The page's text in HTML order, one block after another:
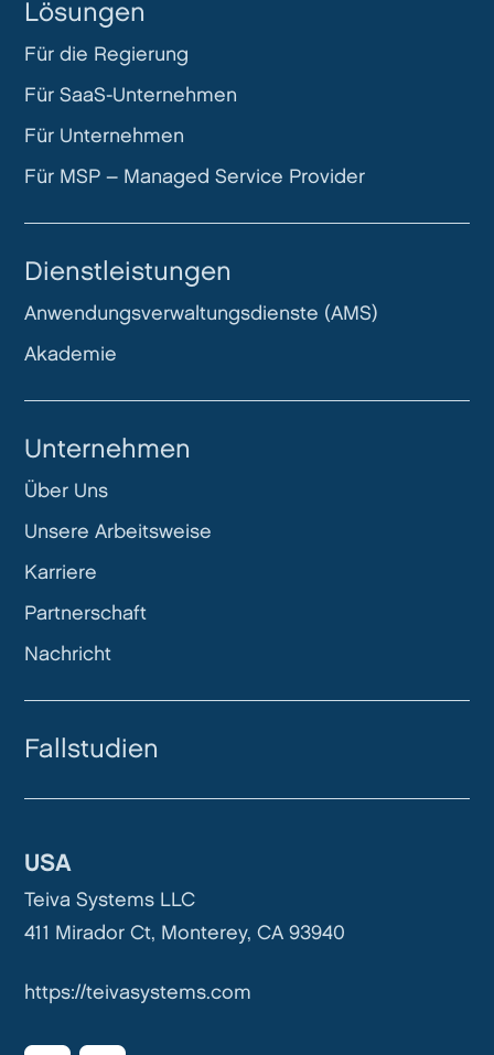
USA
Teiva Systems LLC
411 Mirador Ct, Monterey, CA 93940
https://teivasystems.com
Lösungen
Für die Regierung
Für SaaS-Unternehmen
Für Unternehmen
Für MSP – Managed Service Provider
Dienstleistungen
Anwendungsverwaltungsdienste (AMS)
Akademie
Unternehmen
Über Uns
Unsere Arbeitsweise
Karriere
Partnerschaft
Nachricht
Fallstudien